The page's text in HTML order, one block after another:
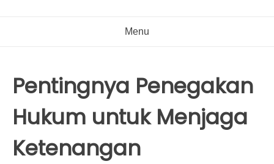
Menu
Pentingnya Penegakan
Hukum untuk Menjaga
Ketenangan